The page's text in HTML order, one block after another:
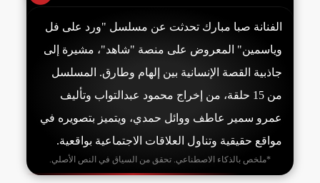
الفنانة صبا مبارك تحدثت عن مسلسل "ورد على فل
وياسمين" المعروض على منصة "شاهد"، مشيرة إلى
جاذبية القصة الإنسانية بين إلهام وطارق. المسلسل
من 15 حلقة، من إخراج محمود عبدالتواب وتأليف
عمرو سمير عاطف ووائل حمدي، ويتميز بتصويره في
مواقع حقيقية وتناول العلاقات الاجتماعية بواقعية.
*ملخص بالذكاء الاصطناعي. تحقق من السياق في النص الأصلي.